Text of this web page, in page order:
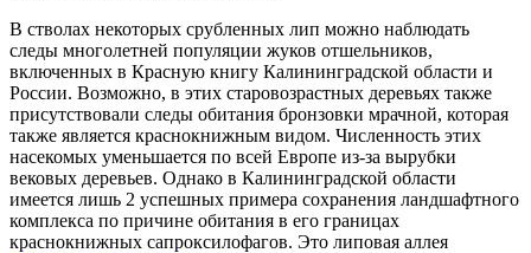
В стволах некоторых срубленных лип можно наблюдать
следы многолетней популяции жуков отшельников,
включенных в Красную книгу Калининградской области и
России. Возможно, в этих старовозрастных деревьях также
присутствовали следы обитания бронзовки мрачной, которая
также является краснокнижным видом. Численность этих
насекомых уменьшается по всей Европе из-за вырубки
вековых деревьев. Однако в Калининградской области
имеется лишь 2 успешных примера сохранения ландшафтного
комплекса по причине обитания в его границах
краснокнижных сапроксилофагов. Это липовая аллея